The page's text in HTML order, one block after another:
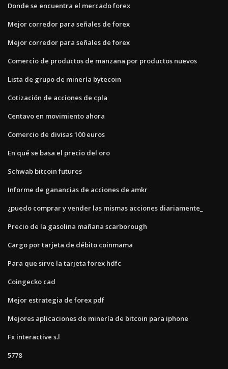
Donde se encuentra el mercado forex
Mejor corredor para señales de forex
Mejor corredor para señales de forex
Comercio de productos de manzana por productos nuevos
Lista de grupo de minería bytecoin
Cotización de acciones de cpla
Centavo en movimiento ahora
Comercio de divisas 100 euros
En qué se basa el precio del oro
Schwab bitcoin futures
Informe de ganancias de acciones de amkr
¿puedo comprar y vender las mismas acciones diariamente_
Precio de la gasolina mañana scarborough
Cargo por tarjeta de débito coinmama
Para que sirve la tarjeta forex hdfc
Coingecko cad
Mejor estrategia de forex pdf
Mejores aplicaciones de minería de bitcoin para iphone
Fx interactive s.l
5778